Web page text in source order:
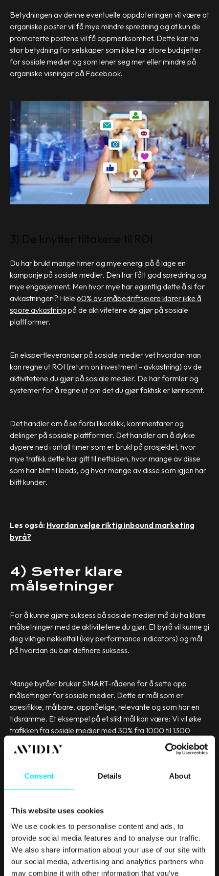
Consent Details About
This website uses cookies
We use cookies to personalise content and ads, to
provide social media features and to analyse our traffic.
We also share information about your use of our site with
our social media, advertising and analytics partners who
may combine it with other information that you’ve
Betydningen av denne eventuelle oppdateringen vil være at
organiske poster vil få mye mindre spredning og at kun de
promoterte postene vil få oppmerksomhet. Dette kan ha
stor betydning for selskaper som ikke har store budsjetter
for sosiale medier og som lener seg mer eller mindre på
organiske visninger på Facebook.
3) De knytter tiltakene til ROI
Du har brukt mange timer og mye energi på å lage en
kampanje på sosiale medier. Den har fått god spredning og
mye engasjement. Men hvor mye har egentlig dette å si for
avkastningen? Hele 60% av småbedriftseiere klarer ikke å
spore avkastning på de aktivitetene de gjør på sosiale
plattformer.
En ekspertleverandør på sosiale medier vet hvordan man
kan regne ut ROI (return on investment - avkastning) av de
aktivitetene du gjør på sosiale medier. De har formler og
systemer for å regne ut om det du gjør faktisk er lønnsomt.
Det handler om å se forbi likerklikk, kommentarer og
delinger på sosiale plattformer. Det handler om å dykke
dypere ned i antall timer som er brukt på prosjektet, hvor
mye trafikk dette har gitt til nettsiden, hvor mange av disse
som har blitt til leads, og hvor mange av disse som igjen har
blitt kunder.
Les også: Hvordan velge riktig inbound marketing
byrå?
4) Setter klare
målsetninger
For å kunne gjøre suksess på sosiale medier må du ha klare
målsetninger med de aktivitetene du gjør. Et byrå vil kunne gi
deg viktige nøkkeltall (key performance indicators) og mål
på hvordan du bør definere suksess.
Mange byråer bruker SMART-rådene for å sette opp
målsettinger for sosiale medier. Dette er mål som er
spesifikke, målbare, oppnåelige, relevante og som har en
tidsramme. Et eksempel på et slikt mål kan være: Vi vil øke
trafikken fra sosiale medier med 30% fra 1000 til 1300
besøk innen 31.12.2019.
Når dette er på plass vil en ekspert bidra til å analysere og
rapportere på disse nøkkeltallene og stilles ansvarlig for å
tilbake på riktig spor dersom du ikke når de målene du har
satt seg.
5) Sosiale medier blir en
del av en større satsning